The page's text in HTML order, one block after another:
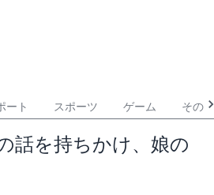
ート スポーツ ゲーム その他
話を持ちかけ、娘の